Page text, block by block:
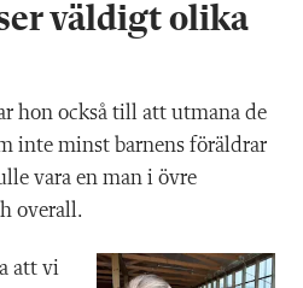
väldigt olika
hon också till att utmana de
inte minst barnens föräldrar
vara en man i övre
overall.
att vi